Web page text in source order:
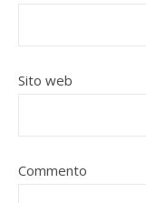
Sito web
Commento